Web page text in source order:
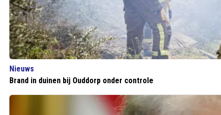
Nieuws
Brand in duinen bij Ouddorp onder controle